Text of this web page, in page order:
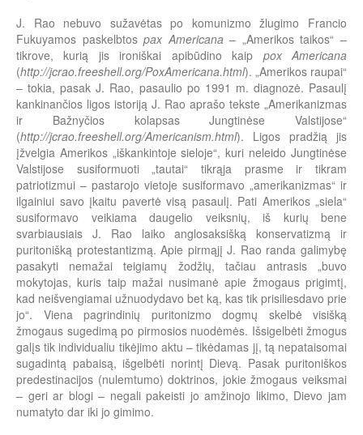
J. Rao nebuvo sužavėtas po komunizmo žlugimo Francio
Fukuyamos paskelbtospax Americana– „Amerikos taikos“ –
tikrove, kurią jis ironiškai apibūdino kaip pox Americana
(http://jcrao.freeshell.org/PoxAmericana.html). „Amerikos raupai“
– tokia, pasak J. Rao, pasaulio po 1991 m. diagnozė. Pasaulį
kankinančios ligos istoriją J. Rao aprašo tekste „Amerikanizmas
ir Bažnyčios kolapsas Jungtinėse Valstijose“
(http://jcrao.freeshell.org/Americanism.html). Ligos pradžią jis
įžvelgia Amerikos „iškankintoje sieloje“, kuri neleido Jungtinėse
Valstijose susiformuoti „tautai“ tikrąja prasme ir tikram
patriotizmui – pastarojo vietoje susiformavo „amerikanizmas“ ir
ilgainiui savo įkaitu pavertė visą pasaulį. Pati Amerikos „siela“
susiformavo veikiama daugelio veiksnių, iš kurių bene
svarbiausiais J. Rao laiko anglosaksišką konservatizmą ir
puritonišką protestantizmą. Apie pirmąjį J. Rao randa galimybę
pasakyti nemažai teigiamų žodžių, tačiau antrasis „buvo
mokytojas, kuris taip mažai nusimanė apie žmogaus prigimtį,
kad neišvengiamai užnuodydavo bet ką, kas tik prisiliesdavo prie
jo“. Viena pagrindinių puritonizmo dogmų skelbė visišką
žmogaus sugedimą po pirmosios nuodėmės. Išsigelbėti žmogus
galįs tik individualiu tikėjimo aktu – tikėdamas jį, tą nepataisomai
sugadintą pabaisą, išgelbėti norintį Dievą. Pasak puritoniškos
predestinacijos (nulemtumo) doktrinos, jokie žmogaus veiksmai
– geri ar blogi – negali pakeisti jo amžinojo likimo, Dievo jam
numatyto dar iki jo gimimo.